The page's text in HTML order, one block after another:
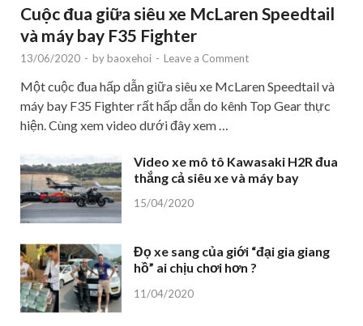
Cuộc đua giữa siêu xe McLaren Speedtail
và máy bay F35 Fighter
13/06/2020 - by baoxehoi - Leave a Comment
Một cuộc đua hấp dẫn giữa siêu xe McLaren Speedtail và
máy bay F35 Fighter rất hấp dẫn do kênh Top Gear thực
hiện. Cùng xem video dưới đây xem …
Video xe mô tô Kawasaki H2R đua
thắng cả siêu xe và máy bay
15/04/2020
Đọ xe sang của giới “đại gia giang
hồ” ai chịu chơi hơn ?
11/04/2020